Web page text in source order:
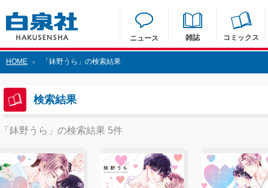
ニュース 雑誌 コミックス
HOME > 「鉢野うら」の検索結果
検索結果
「鉢野うら」の検索結果 5件